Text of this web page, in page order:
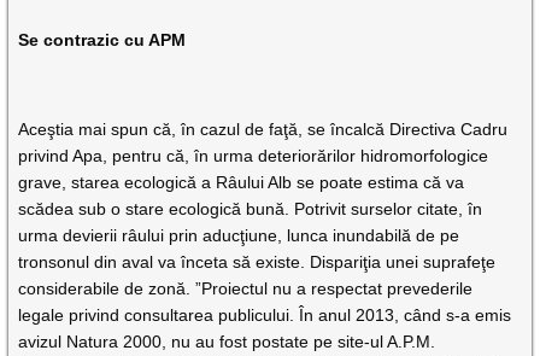
Se contrazic cu APM
Aceştia mai spun că, în cazul de faţă, se încalcă Directiva Cadru
privind Apa, pentru că, în urma deteriorărilor hidromorfologice
grave, starea ecologică a Râului Alb se poate estima că va
scădea sub o stare ecologică bună. Potrivit surselor citate, în
urma devierii râului prin aducţiune, lunca inundabilă de pe
tronsonul din aval va înceta să existe. Dispariţia unei suprafeţe
considerabile de zonă. ”Proiectul nu a respectat prevederile
legale privind consultarea publicului. În anul 2013, când s-a emis
avizul Natura 2000, nu au fost postate pe site-ul A.P.M.